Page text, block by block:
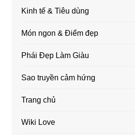
Kinh tế & Tiêu dùng
Món ngon & Điểm đẹp
Phái Đẹp Làm Giàu
Sao truyền cảm hứng
Trang chủ
Wiki Love